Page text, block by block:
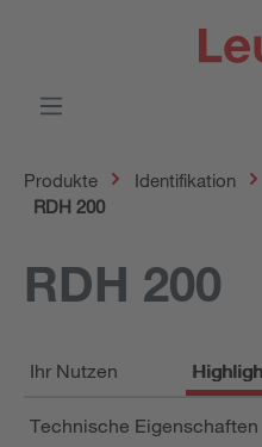
Produkte Identifikation
RDH 200
RDH 200
Ihr Nutzen
Technische Eigenschaften